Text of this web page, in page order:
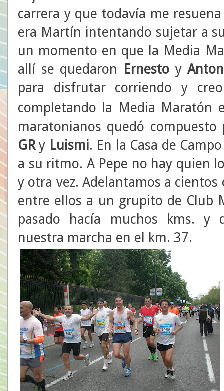
carrera y que todavía me
era Martín intentando sujetar a
un momento en que la Media
allí se quedaron
Ernesto y
para disfrutar corriendo y
completando la Media Maratón
maratonianos quedó
GRy Luismi. En la Casa de
a su ritmo. A Pepe no hay quien
y otra vez. Adelantamos a
entre ellos a un grupito de Club
pasado hacía muchos kms. y
nuestra marcha en el km. 37.